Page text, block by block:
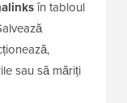
în tabloul
sau să măriți